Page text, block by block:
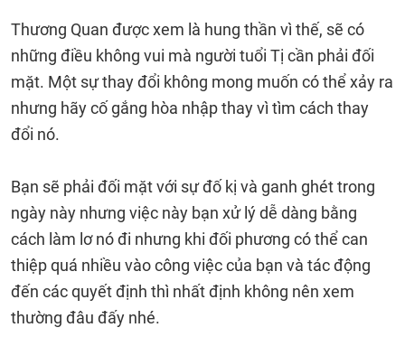
Thương Quan được xem là hung thần vì thế, sẽ có
những điều không vui mà người tuổi Tị cần phải đối
mặt. Một sự thay đổi không mong muốn có thể xảy ra
nhưng hãy cố gắng hòa nhập thay vì tìm cách thay
đổi nó.
Bạn sẽ phải đối mặt với sự đố kị và ganh ghét trong
ngày này nhưng việc này bạn xử lý dễ dàng bằng
cách làm lơ nó đi nhưng khi đối phương có thể can
thiệp quá nhiều vào công việc của bạn và tác động
đến các quyết định thì nhất định không nên xem
thường đâu đấy nhé.